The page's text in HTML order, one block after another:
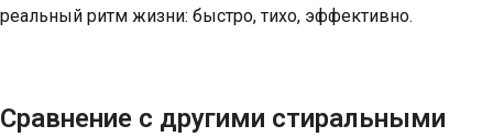
реальный ритм жизни: быстро, тихо, эффективно.
Сравнение с другими стиральными